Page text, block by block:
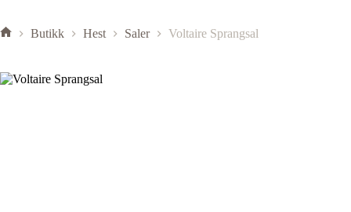
Butikk Hest Saler Voltaire Sprangsal